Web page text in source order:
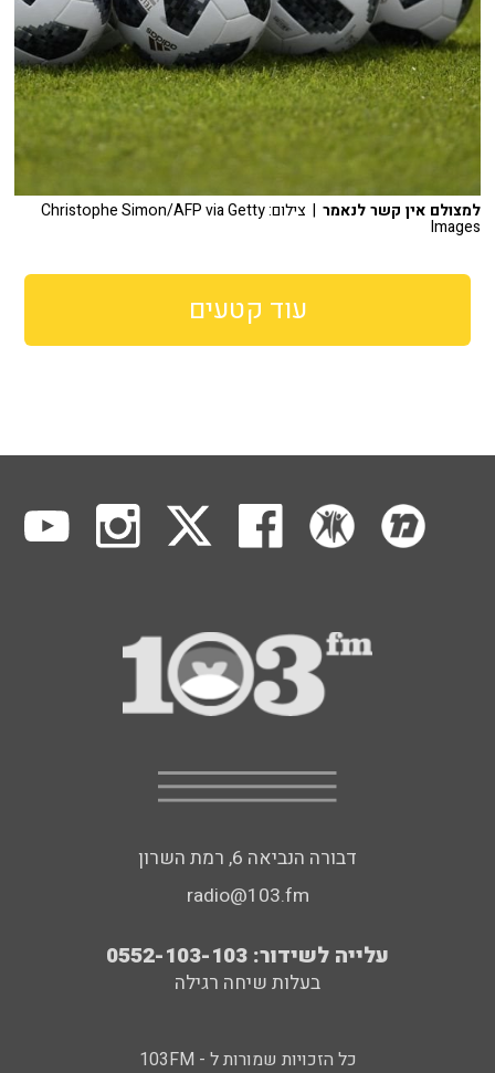
למצולם אין קשר לנאמר | צילום: Christophe Simon/AFP via Getty
Images
עוד קטעים
דבורה הנביאה 6, רמת השרון
radio@103.fm
עלייה לשידור: 0552-103-103
בעלות שיחה רגילה
כל הזכויות שמורות ל - 103FM